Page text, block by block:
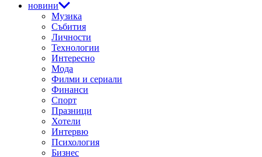
новини
Музика
Събития
Личности
Технологии
Интересно
Мода
Филми и сериали
Финанси
Спорт
Празници
Хотели
Интервю
Психология
Бизнес